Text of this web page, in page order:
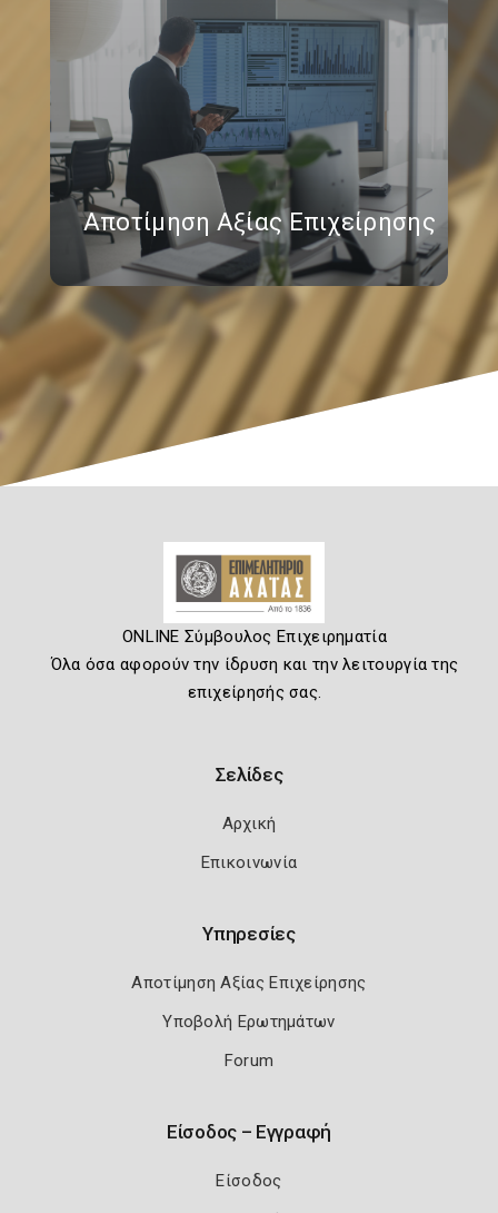
Αποτίμηση Αξίας Επιχείρησης
ONLINE Σύμβουλος Επιχειρηματία
Όλα όσα αφορούν την ίδρυση και την λειτουργία της
επιχείρησής σας.
Σελίδες
Αρχική
Επικοινωνία
Υπηρεσίες
Αποτίμηση Αξίας Επιχείρησης
Υποβολή Ερωτημάτων
Forum
Είσοδος – Εγγραφή
Είσοδος